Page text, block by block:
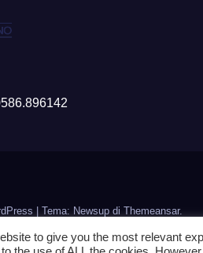
Tema: Newsup di Themeansar.
to give you the most relevant